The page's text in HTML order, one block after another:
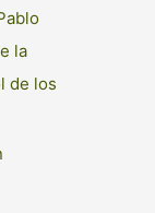
la
de los